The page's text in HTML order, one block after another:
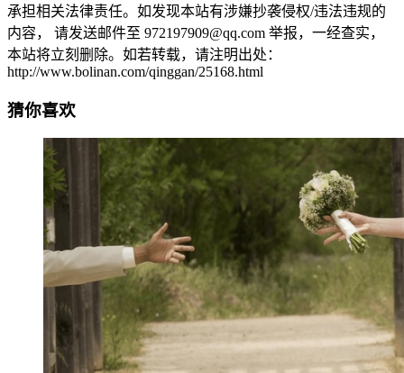
承担相关法律责任。如发现本站有涉嫌抄袭侵权/违法违规的
内容， 请发送邮件至 972197909@qq.com 举报，一经查实，
本站将立刻删除。如若转载，请注明出处：
http://www.bolinan.com/qinggan/25168.html
猜你喜欢